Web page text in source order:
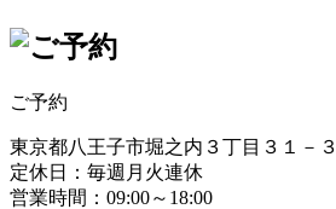
ご予約
東京都八王子市堀之内３丁目３１－３
定休日：毎週月火連休
営業時間：09:00～18:00